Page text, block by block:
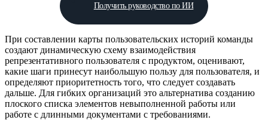
Получить руководство по ИИ
При составлении карты пользовательских историй команды
создают динамическую схему взаимодействия
репрезентативного пользователя с продуктом, оценивают,
какие шаги принесут наибольшую пользу для пользователя, и
определяют приоритетность того, что следует создавать
дальше. Для гибких организаций это альтернатива созданию
плоского списка элементов невыполненной работы или
работе с длинными документами с требованиями.